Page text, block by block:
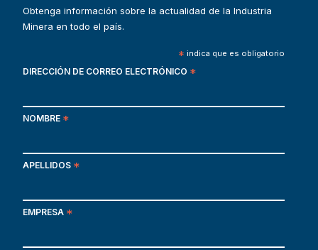
Obtenga información sobre la actualidad de la Industria
Minera en todo el país.
* indica que es obligatorio
DIRECCIÓN DE CORREO ELECTRÓNICO *
NOMBRE *
APELLIDOS *
EMPRESA *